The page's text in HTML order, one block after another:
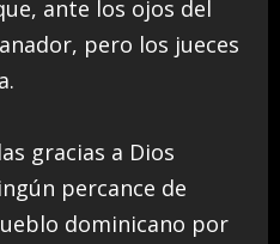
ante los ojos del
pero los jueces
gracias a Dios
percance de
dominicano por